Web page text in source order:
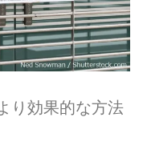
り効果的な方法